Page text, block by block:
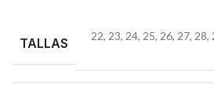
TALLAS 22, 23, 24, 25, 26, 27, 28,